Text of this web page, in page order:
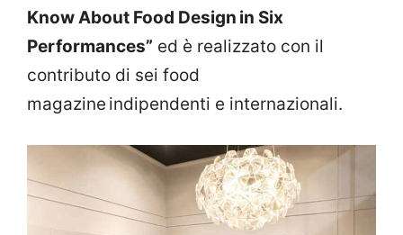
Know About Food Design in Six
Performances” ed è realizzato con il
contributo di sei food
magazine indipendenti e internazionali.